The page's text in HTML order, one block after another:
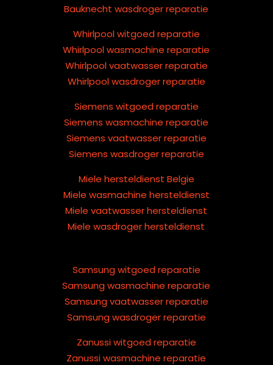
Bauknecht wasdroger reparatie
Whirlpool witgoed reparatie
Whirlpool wasmachine reparatie
Whirlpool vaatwasser reparatie
Whirlpool wasdroger reparatie
Siemens witgoed reparatie
Siemens wasmachine reparatie
Siemens vaatwasser reparatie
Siemens wasdroger reparatie
Miele hersteldienst Belgie
Miele wasmachine hersteldienst
Miele vaatwasser hersteldienst
Miele wasdroger hersteldienst
Samsung witgoed reparatie
Samsung wasmachine reparatie
Samsung vaatwasser reparatie
Samsung wasdroger reparatie
Zanussi witgoed reparatie
Zanussi wasmachine reparatie